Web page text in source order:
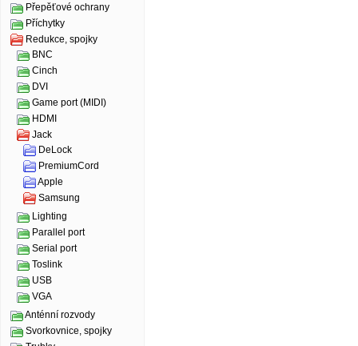
Přepěťové ochrany
Příchytky
Redukce, spojky
BNC
Cinch
DVI
Game port (MIDI)
HDMI
Jack
DeLock
PremiumCord
Apple
Samsung
Lighting
Parallel port
Serial port
Toslink
USB
VGA
Anténní rozvody
Svorkovnice, spojky